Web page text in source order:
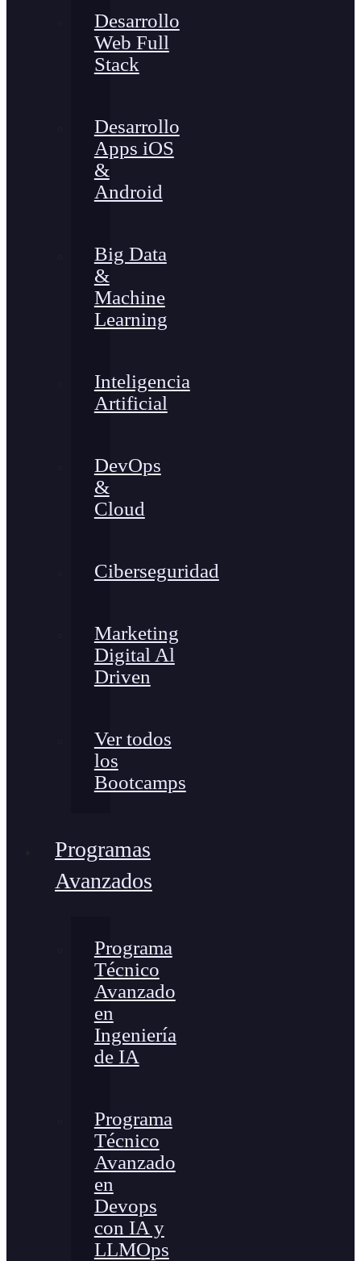
Desarrollo
Web Full
Stack
Desarrollo
Apps iOS
&
Android
Big Data
&
Machine
Learning
Inteligencia
Artificial
DevOps
&
Cloud
Ciberseguridad
Marketing
Digital Al
Driven
Ver todos
los
Bootcamps
Programas
Avanzados
Programa
Técnico
Avanzado
en
Ingeniería
de IA
Programa
Técnico
Avanzado
en
Devops
con IA y
LLMOps